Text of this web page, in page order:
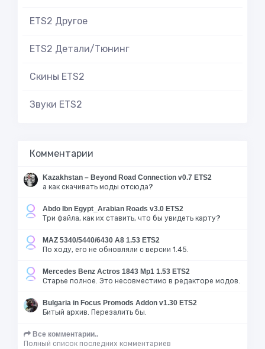
ETS2 Другое
ETS2 Детали/Тюнинг
Скины ETS2
Звуки ETS2
Комментарии
Kazakhstan – Beyond Road Connection v0.7 ETS2
а как скачивать моды отсюда?
Abdo Ibn Egypt_Arabian Roads v3.0 ETS2
Три файла, как их ставить, что бы увидеть карту?
MAZ 5340/5440/6430 A8 1.53 ETS2
По ходу, его не обновляли с версии 1.45.
Mercedes Benz Actros 1843 Mp1 1.53 ETS2
Старье полное. Это несовместимо в редакторе модов.
Bulgaria in Focus Promods Addon v1.30 ETS2
Битый архив. Перезалить бы.
Все комментарии..
Полный список последних комментариев